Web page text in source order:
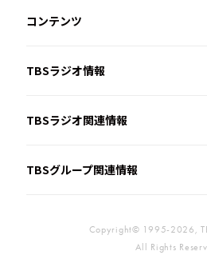
コンテンツ
TBSラジオ情報
TBSラジオ関連情報
TBSグループ関連情報
Copyright© 1995-2026,
All Rights